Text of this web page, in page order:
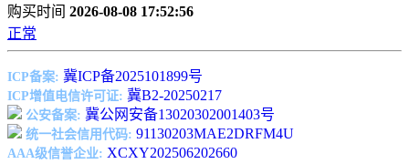
购买时间 2026-08-08 17:52:56
正常
ICP备案: 冀ICP备2025101899号
ICP增值电信许可证: 冀B2-20250217
公安备案: 冀公网安备13020302001403号
统一社会信用代码: 91130203MAE2DRFM4U
AAA级信誉企业: XCXY202506202660